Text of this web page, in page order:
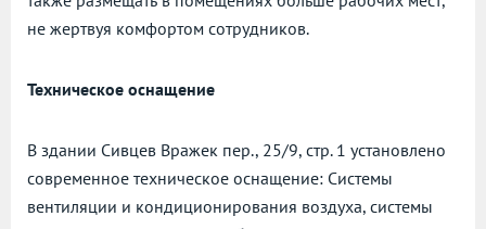
не жертвуя комфортом сотрудников.
Техническое оснащение
В здании Сивцев Вражек пер., 25/9, стр. 1 установлено
современное техническое оснащение: Системы
вентиляции и кондиционирования воздуха, системы